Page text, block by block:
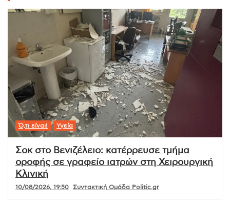
Ό,τι είναι! Υγεία
Σοκ στο Βενιζέλειο: κατέρρευσε τμήμα
οροφής σε γραφείο ιατρών στη Χειρουργική
Κλινική
10/08/2026, 19:50 Συντακτική Ομάδα Politic.gr